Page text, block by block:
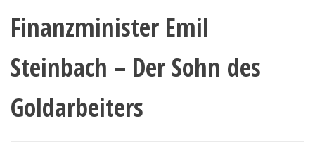
Finanzminister Emil
Steinbach – Der Sohn des
Goldarbeiters